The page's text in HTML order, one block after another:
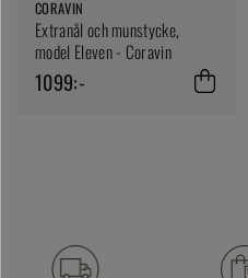
CORAVIN
Extranål och munstycke,
model Eleven - Coravin
1099:-